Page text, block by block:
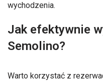
wychodzenia.
Jak efektywnie
Semolino?
Warto korzystać z